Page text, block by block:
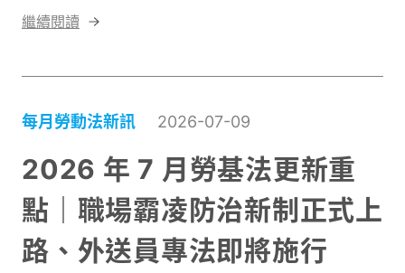
式，以及部分工時特殊級距，附免費 Excel 三合一
繼續閱讀
每月勞動法新訊 2026-07-09
2026 年 7 月勞基法更新重
點｜職場霸凌防治新制正式上
路、外送員專法即將施行